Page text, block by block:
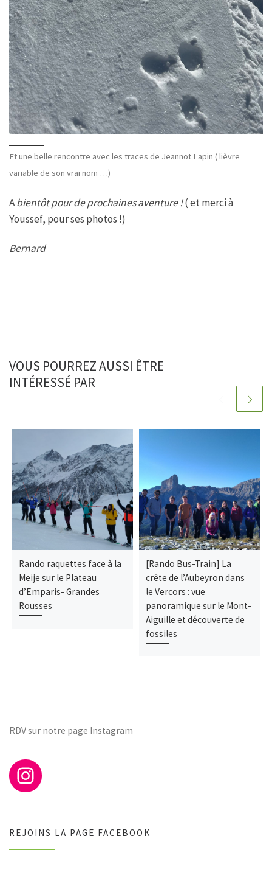
Et une belle rencontre avec les traces de Jeannot Lapin ( lièvre
variable de son vrai nom …)
Abientôt pour de prochaines aventure !( et merci à
Youssef, pour ses photos !)
Bernard
VOUS POURREZ AUSSI ÊTRE
INTÉRESSÉ PAR
Rando raquettes face à la
Meije sur le Plateau
d’Emparis- Grandes
Rousses
[Rando Bus-Train] La
crête de l’Aubeyron dans
le Vercors : vue
panoramique sur le Mont-
Aiguille et découverte de
fossiles
RDV sur notre page Instagram
REJOINS LA PAGE FACEBOOK